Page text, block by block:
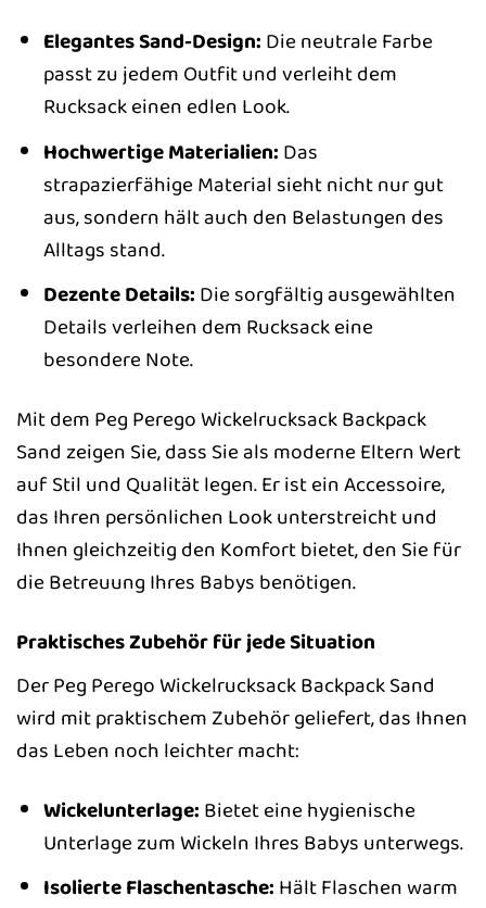
Elegantes Sand-Design: Die neutrale Farbe
passt zu jedem Outfit und verleiht dem
Rucksack einen edlen Look.
Hochwertige Materialien: Das
strapazierfähige Material sieht nicht nur gut
aus, sondern hält auch den Belastungen des
Alltags stand.
Dezente Details: Die sorgfältig ausgewählten
Details verleihen dem Rucksack eine
besondere Note.
Mit dem Peg Perego Wickelrucksack Backpack
Sand zeigen Sie, dass Sie als moderne Eltern Wert
auf Stil und Qualität legen. Er ist ein Accessoire,
das Ihren persönlichen Look unterstreicht und
Ihnen gleichzeitig den Komfort bietet, den Sie für
die Betreuung Ihres Babys benötigen.
Praktisches Zubehör für jede Situation
Der Peg Perego Wickelrucksack Backpack Sand
wird mit praktischem Zubehör geliefert, das Ihnen
das Leben noch leichter macht:
Wickelunterlage: Bietet eine hygienische
Unterlage zum Wickeln Ihres Babys unterwegs.
Isolierte Flaschentasche: Hält Flaschen warm